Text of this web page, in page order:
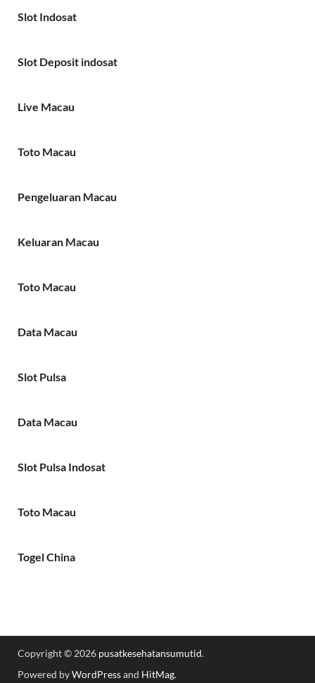
Slot Indosat
Slot Deposit indosat
Live Macau
Toto Macau
Pengeluaran Macau
Keluaran Macau
Toto Macau
Data Macau
Slot Pulsa
Data Macau
Slot Pulsa Indosat
Toto Macau
Togel China
Copyright © 2026 pusatkesehatansumutid.
Powered byWordPressand HitMag.